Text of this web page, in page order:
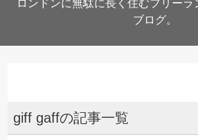
ロンドンに無駄に長く住むフリーラ
ブログ。
giff gaffの記事一覧